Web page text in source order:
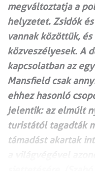
megváltoztatja a
helyzetet. Zsidók
vannak közöttük,
közveszélyesek. A
kapcsolatban az
Mansfield csak
ehhez hasonló
jelentik: az elmúlt
turistától tagadták
támadást akartak